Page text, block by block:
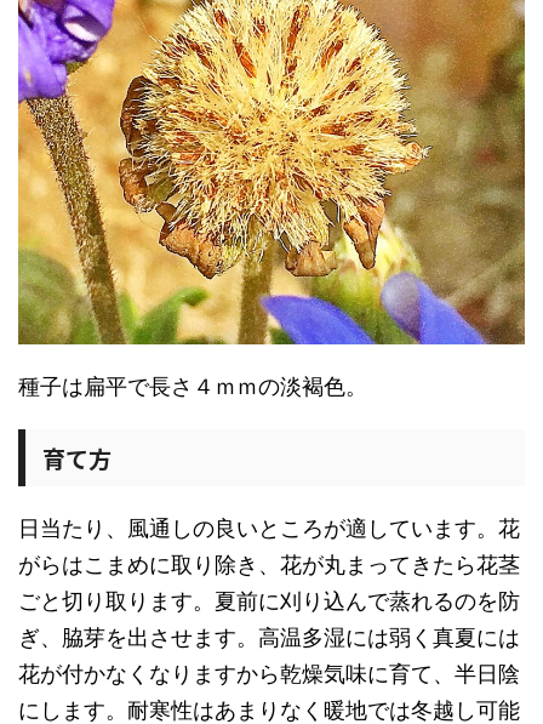
種子は扁平で長さ４ｍｍの淡褐色。
育て方
日当たり、風通しの良いところが適しています。花
がらはこまめに取り除き、花が丸まってきたら花茎
ごと切り取ります。夏前に刈り込んで蒸れるのを防
ぎ、脇芽を出させます。高温多湿には弱く真夏には
花が付かなくなりますから乾燥気味に育て、半日陰
にします。耐寒性はあまりなく暖地では冬越し可能